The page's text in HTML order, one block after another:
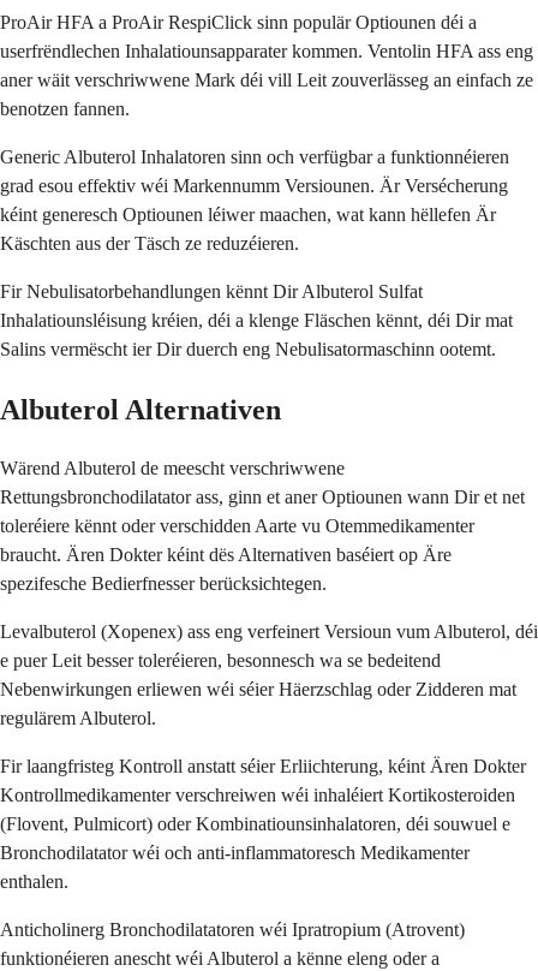
ProAir HFA a ProAir RespiClick sinn populär Optiounen déi a
userfrëndlechen Inhalatiounsapparater kommen. Ventolin HFA ass eng
aner wäit verschriwwene Mark déi vill Leit zouverlässeg an einfach ze
benotzen fannen.
Generic Albuterol Inhalatoren sinn och verfügbar a funktionnéieren
grad esou effektiv wéi Markennumm Versiounen. Är Versécherung
kéint generesch Optiounen léiwer maachen, wat kann hëllefen Är
Käschten aus der Täsch ze reduzéieren.
Fir Nebulisatorbehandlungen kënnt Dir Albuterol Sulfat
Inhalatiounsléisung kréien, déi a klenge Fläschen kënnt, déi Dir mat
Salins vermëscht ier Dir duerch eng Nebulisatormaschinn ootemt.
Albuterol Alternativen
Wärend Albuterol de meescht verschriwwene
Rettungsbronchodilatator ass, ginn et aner Optiounen wann Dir et net
toleréiere kënnt oder verschidden Aarte vu Otemmedikamenter
braucht. Ären Dokter kéint dës Alternativen baséiert op Äre
spezifesche Bedierfnesser berücksichtegen.
Levalbuterol (Xopenex) ass eng verfeinert Versioun vum Albuterol, déi
e puer Leit besser toleréieren, besonnesch wa se bedeitend
Nebenwirkungen erliewen wéi séier Häerzschlag oder Zidderen mat
regulärem Albuterol.
Fir laangfristeg Kontroll anstatt séier Erliichterung, kéint Ären Dokter
Kontrollmedikamenter verschreiwen wéi inhaléiert Kortikosteroiden
(Flovent, Pulmicort) oder Kombinatiounsinhalatoren, déi souwuel e
Bronchodilatator wéi och anti-inflammatoresch Medikamenter
enthalen.
Anticholinerg Bronchodilatatoren wéi Ipratropium (Atrovent)
funktionéieren anescht wéi Albuterol a kënne eleng oder a